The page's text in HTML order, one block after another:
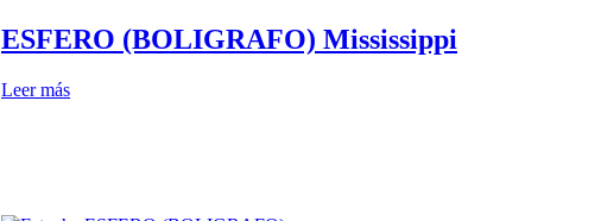
ESFERO (BOLIGRAFO) Mississippi
Leer más